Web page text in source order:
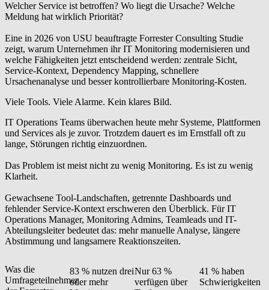
Welcher Service ist betroffen? Wo liegt die Ursache? Welche
Meldung hat wirklich Priorität?
Eine in 2026 von USU beauftragte Forrester Consulting Studie
zeigt, warum Unternehmen ihr IT Monitoring modernisieren und
welche Fähigkeiten jetzt entscheidend werden: zentrale Sicht,
Service-Kontext, Dependency Mapping, schnellere
Ursachenanalyse und besser kontrollierbare Monitoring-Kosten.
Viele Tools. Viele Alarme. Kein klares Bild.
IT Operations Teams überwachen heute mehr Systeme, Plattformen
und Services als je zuvor. Trotzdem dauert es im Ernstfall oft zu
lange, Störungen richtig einzuordnen.
Das Problem ist meist nicht zu wenig Monitoring. Es ist zu wenig
Klarheit.
Gewachsene Tool-Landschaften, getrennte Dashboards und
fehlender Service-Kontext erschweren den Überblick. Für IT
Operations Manager, Monitoring Admins, Teamleads und IT-
Abteilungsleiter bedeutet das: mehr manuelle Analyse, längere
Abstimmung und langsamere Reaktionszeiten.
Was die
Umfrageteilnehmer
83 % nutzen drei
oder mehr
Nur 63 %
verfügen über
41 % haben
Schwierigkeiten